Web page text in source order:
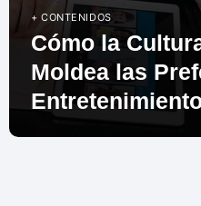
+ CONTENIDOS
Cómo la
Moldea las